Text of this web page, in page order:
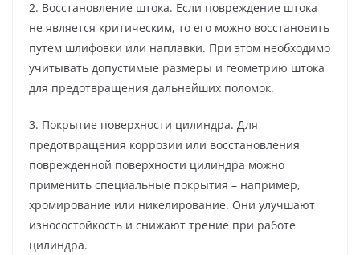
2. Восстановление штока. Если повреждение штока
не является критическим, то его можно восстановить
путем шлифовки или наплавки. При этом необходимо
учитывать допустимые размеры и геометрию штока
для предотвращения дальнейших поломок.
3. Покрытие поверхности цилиндра. Для
предотвращения коррозии или восстановления
поврежденной поверхности цилиндра можно
применить специальные покрытия – например,
хромирование или никелирование. Они улучшают
износостойкость и снижают трение при работе
цилиндра.